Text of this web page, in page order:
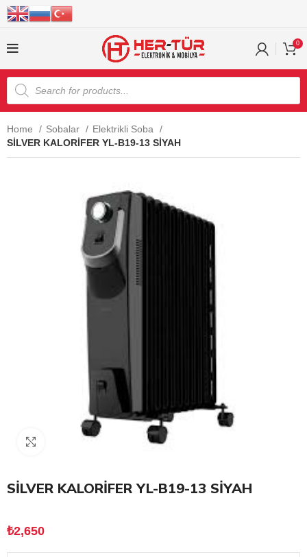
0
Home Sobalar
Elektrikli Soba
SİLVER KALORİFER YL-B19-13 SİYAH
SİLVER KALORİFER YL-B19-13 SİYAH
₺2,650